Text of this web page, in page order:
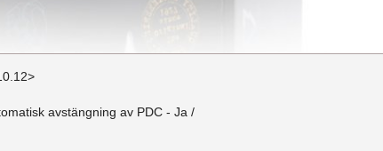
avstängning av PDC - Ja /